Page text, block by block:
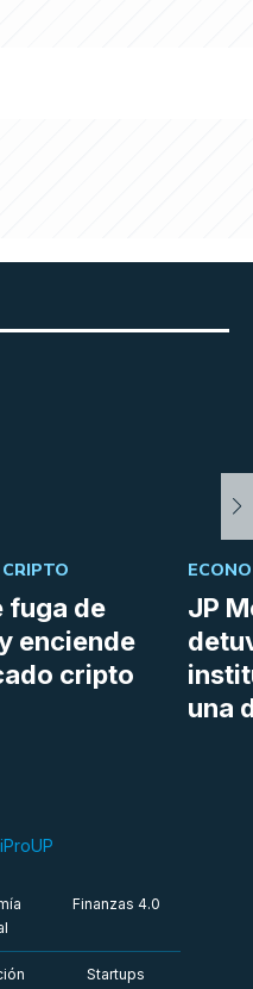
fuga de
enciende
cripto
JP
una
iProUP
Finanzas 4.0
Startups